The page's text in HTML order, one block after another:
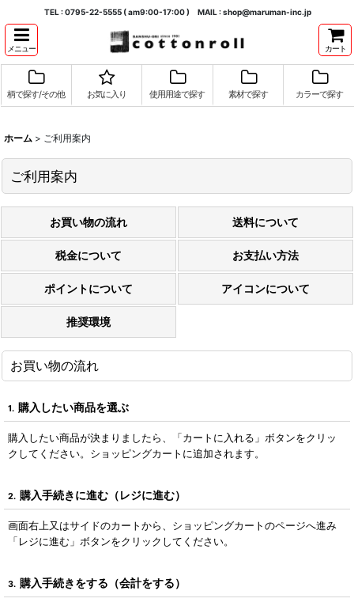
TEL : 0795-22-5555 ( am9:00-17:00 ) MAIL : shop@maruman-inc.jp
メニュー カート
柄で探す/その他 お気に入り 使用用途で探す 素材で探す カラーで探す
ホーム > ご利用案内
ご利用案内
お買い物の流れ 送料について
税金について お支払い方法
ポイントについて アイコンについて
推奨環境
お買い物の流れ
1. 購入したい商品を選ぶ
購入したい商品が決まりましたら、「カートに入れる」ボタンをクリッ
クしてください。ショッピングカートに追加されます。
2. 購入手続きに進む（レジに進む）
画面右上又はサイドのカートから、ショッピングカートのページへ進み
「レジに進む」ボタンをクリックしてください。
3. 購入手続きをする（会計をする）